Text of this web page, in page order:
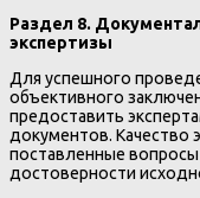
Раздел 8.
экспертизы
Для успешного
объективного
предоставить
документов. Качество
поставленные
достоверности